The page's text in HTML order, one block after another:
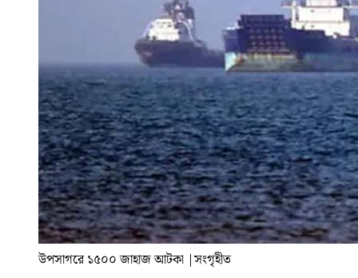
উপসাগরে ১৫০০ জাহাজ আটকা |সংগৃহীত